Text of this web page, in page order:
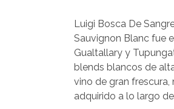
Luigi Bosca De
Sauvignon Blanc fue
Gualtallary y
blends blancos de
vino de gran
adquirido a lo largo